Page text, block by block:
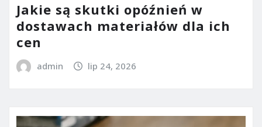
Jakie są skutki opóźnień w
dostawach materiałów dla ich
cen
admin lip 24, 2026